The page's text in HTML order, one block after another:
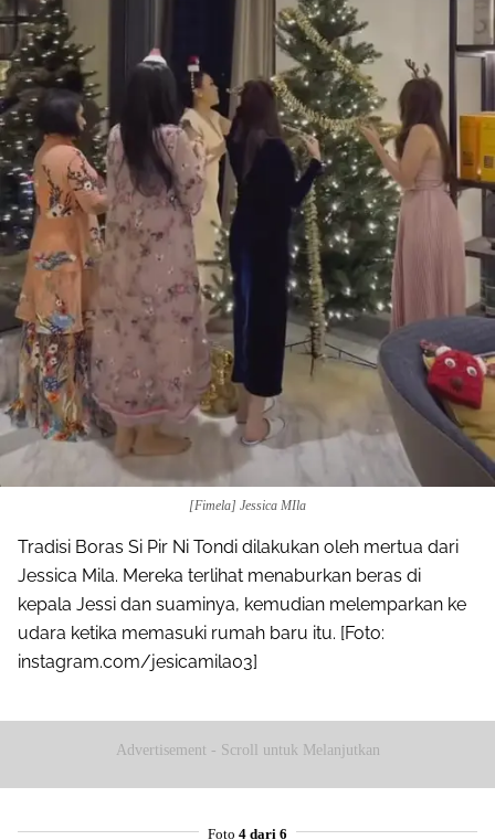
[Fimela] Jessica MIla
Tradisi Boras Si Pir Ni Tondi dilakukan oleh mertua dari
Jessica Mila. Mereka terlihat menaburkan beras di
kepala Jessi dan suaminya, kemudian melemparkan ke
udara ketika memasuki rumah baru itu. [Foto:
instagram.com/jesicamila03]
Advertisement - Scroll untuk Melanjutkan
Foto 4 dari 6